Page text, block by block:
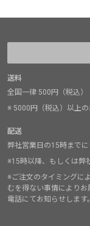
送料
全国一律 500円（税込）
※ 5000円（税込）以上
配送
弊社営業日の15時まで
※15時以降、もしくは弊
※ご注文のタイミングに
むを得ない事情により
電話にてお知らせします。